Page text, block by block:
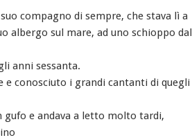
compagno di sempre, che stava lì a
albergo sul mare, ad uno schioppo dal
anni sessanta.
e conosciuto i grandi cantanti di quegli
gufo e andava a letto molto tardi,